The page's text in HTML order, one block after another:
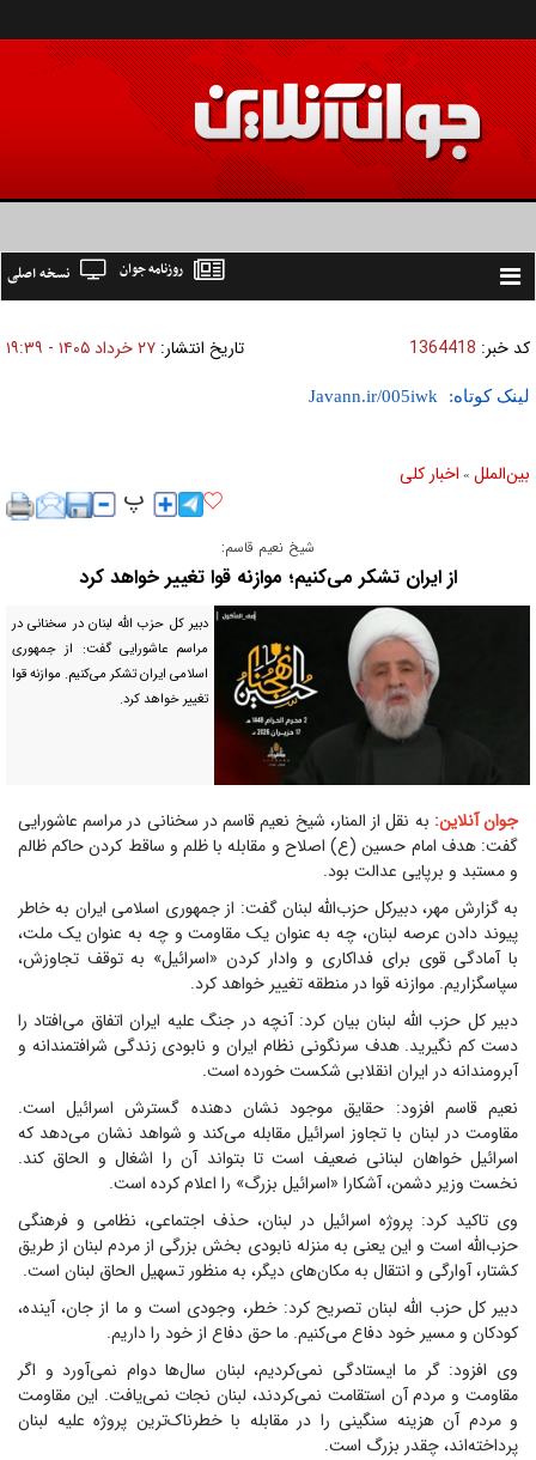
Toggle
نسخه اصلی روزنامه جوان
کد خبر: 1364418 تاریخ انتشار: ۲۷ خرداد ۱۴۰۵ - ۱۹:۳۹
لینک کوتاه:
بين‌الملل » اخبار كلی
شیخ نعیم قاسم:
از ایران تشکر می‌کنیم؛ موازنه قوا تغییر خواهد کرد
دبیر کل حزب الله لبنان در سخنانی در
مراسم عاشورایی گفت: از جمهوری
اسلامی ایران تشکر می‌کنیم. موازنه قوا
تغییر خواهد کرد.
جوان آنلاین: به نقل از المنار، شیخ نعیم قاسم در سخنانی در مراسم عاشورایی
گفت: هدف امام حسین (ع) اصلاح و مقابله با ظلم و ساقط کردن حاکم ظالم
و مستبد و برپایی عدالت بود.
به گزارش مهر، دبیرکل حزب‌الله لبنان گفت: از جمهوری اسلامی ایران به خاطر
پیوند دادن عرصه لبنان، چه به عنوان یک مقاومت و چه به عنوان یک ملت،
با آمادگی قوی برای فداکاری و وادار کردن «اسرائیل» به توقف تجاوزش،
سپاسگزاریم. موازنه قوا در منطقه تغییر خواهد کرد.
دبیر کل حزب الله لبنان بیان کرد: آنچه در جنگ علیه ایران اتفاق می‌افتاد را
دست کم نگیرید. هدف سرنگونی نظام ایران و نابودی زندگی شرافتمندانه و
آبرومندانه در ایران انقلابی شکست خورده است.
نعیم قاسم افزود: حقایق موجود نشان دهنده گسترش اسرائیل است.
مقاومت در لبنان با تجاوز اسرائیل مقابله می‌کند و شواهد نشان می‌دهد که
اسرائیل خواهان لبنانی ضعیف است تا بتواند آن را اشغال و الحاق کند.
نخست وزیر دشمن، آشکارا «اسرائیل بزرگ» را اعلام کرده است.
وی تاکید کرد: پروژه اسرائیل در لبنان، حذف اجتماعی، نظامی و فرهنگی
حزب‌الله است و این یعنی به منزله نابودی بخش بزرگی از مردم لبنان از طریق
کشتار، آوارگی و انتقال به مکان‌های دیگر، به منظور تسهیل الحاق لبنان است.
دبیر کل حزب الله لبنان تصریح کرد: خطر، وجودی است و ما از جان، آینده،
کودکان و مسیر خود دفاع می‌کنیم. ما حق دفاع از خود را داریم.
وی افزود: گر ما ایستادگی نمی‌کردیم، لبنان سال‌ها دوام نمی‌آورد و اگر
مقاومت و مردم آن استقامت نمی‌کردند، لبنان نجات نمی‌یافت. این مقاومت
و مردم آن هزینه سنگینی را در مقابله با خطرناک‌ترین پروژه علیه لبنان
پرداخته‌اند، چقدر بزرگ است.